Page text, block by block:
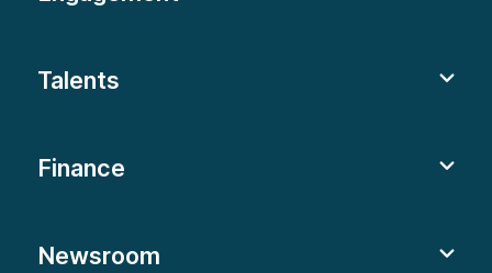
Talents
Finance
Newsroom